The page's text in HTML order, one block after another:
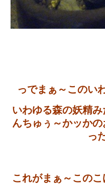
っでまぁ～このい
いわゆる森の妖精
んちゅぅ～かッか
っ
これがまぁ～この